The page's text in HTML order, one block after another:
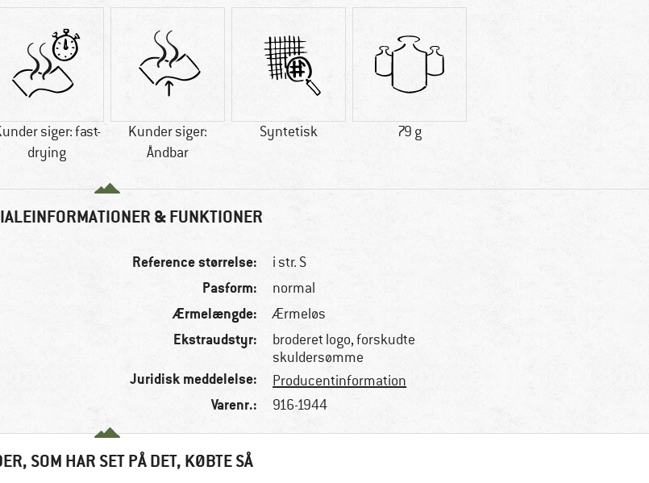
siger: fast-
drying
Kunder siger:
Åndbar
Syntetisk 79 g
& FUNKTIONER
Reference størrelse: i str. S
Pasform: normal
Ærmelængde: Ærmeløs
Ekstraudstyr:
broderet logo, forskudte
skuldersømme
Juridisk meddelelse: Producentinformation
Varenr.: 916-1944
SOM HAR SET PÅ DET, KØBTE SÅ